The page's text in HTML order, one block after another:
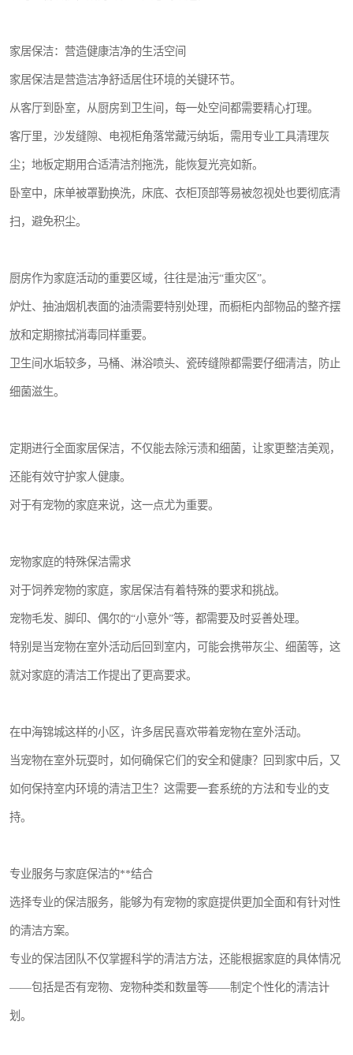
家居保洁：营造健康洁净的生活空间
家居保洁是营造洁净舒适居住环境的关键环节。
从客厅到卧室，从厨房到卫生间，每一处空间都需要精心打理。
客厅里，沙发缝隙、电视柜角落常藏污纳垢，需用专业工具清理灰
尘；地板定期用合适清洁剂拖洗，能恢复光亮如新。
卧室中，床单被罩勤换洗，床底、衣柜顶部等易被忽视处也要彻底清
扫，避免积尘。
厨房作为家庭活动的重要区域，往往是油污“重灾区”。
炉灶、抽油烟机表面的油渍需要特别处理，而橱柜内部物品的整齐摆
放和定期擦拭消毒同样重要。
卫生间水垢较多，马桶、淋浴喷头、瓷砖缝隙都需要仔细清洁，防止
细菌滋生。
定期进行全面家居保洁，不仅能去除污渍和细菌，让家更整洁美观，
还能有效守护家人健康。
对于有宠物的家庭来说，这一点尤为重要。
宠物家庭的特殊保洁需求
对于饲养宠物的家庭，家居保洁有着特殊的要求和挑战。
宠物毛发、脚印、偶尔的“小意外”等，都需要及时妥善处理。
特别是当宠物在室外活动后回到室内，可能会携带灰尘、细菌等，这
就对家庭的清洁工作提出了更高要求。
在中海锦城这样的小区，许多居民喜欢带着宠物在室外活动。
当宠物在室外玩耍时，如何确保它们的安全和健康？回到家中后，又
如何保持室内环境的清洁卫生？这需要一套系统的方法和专业的支
持。
专业服务与家庭保洁的**结合
选择专业的保洁服务，能够为有宠物的家庭提供更加全面和有针对性
的清洁方案。
专业的保洁团队不仅掌握科学的清洁方法，还能根据家庭的具体情况
——包括是否有宠物、宠物种类和数量等——制定个性化的清洁计
划。